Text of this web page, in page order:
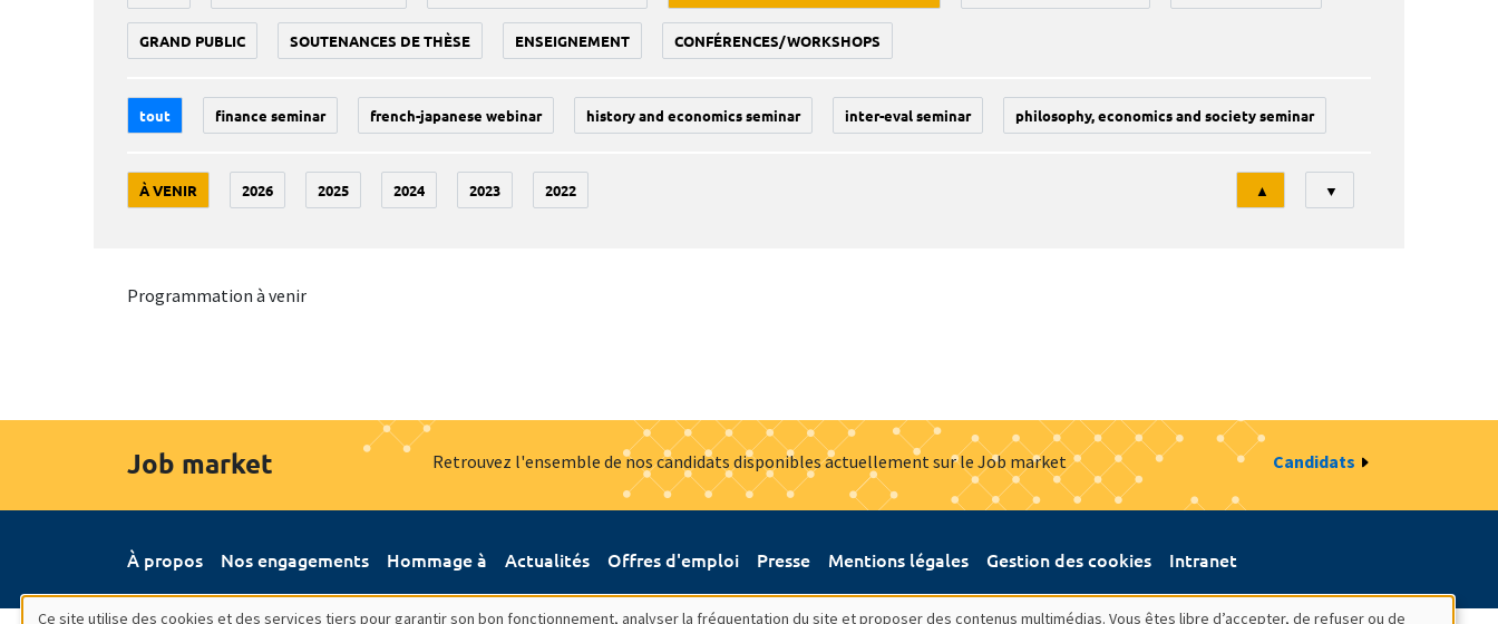
GRAND PUBLIC SOUTENANCES DE THÈSE ENSEIGNEMENT CONFÉRENCES/WORKSHOPS
tout finance seminar french-japanese webinar history and economics seminar inter-eval seminar philosophy, economics and society seminar
À VENIR 2026 2025 2024 2023 2022
Tri
▲ ▼
Programmation à venir
Job market Retrouvez l'ensemble de nos candidats disponibles actuellement sur le Job market Candidats
À propos Nos engagements Hommage à Actualités Offres d'emploi Presse Mentions légales Gestion des cookies Intranet
Ce site utilise des cookies et des services tiers pour garantir son bon fonctionnement, analyser la fréquentation du site et proposer des contenus multimédias. Vous êtes libre d’accepter, de refuser ou de